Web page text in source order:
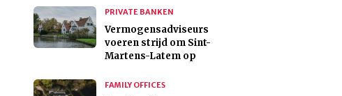
PRIVATE BANKEN
Vermogensadviseurs
voeren strijd om Sint-
Martens-Latem op
FAMILY OFFICES